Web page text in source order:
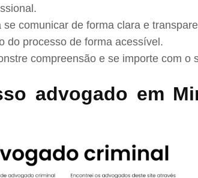
comunicar de forma clara e
do processo de forma acessível.
compreensão e se importe com o
advogado em